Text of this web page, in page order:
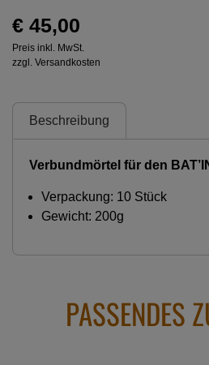
€ 45,00
Preis inkl. MwSt.
zzgl. Versandkosten
Beschreibung
Verbundmörtel für den
Verpackung: 10 Stück
Gewicht: 200g
PASSENDES